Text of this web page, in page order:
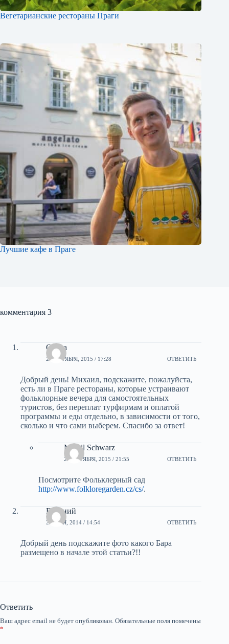
Вегетарианские рестораны Праги
Лучшие кафе в Праге
комментария 3
Ольга
21 ОКТЯБРЯ, 2015 / 17:28 ОТВЕТИТЬ
Добрый день! Михаил, подскажите, пожалуйста,
есть ли в Праге рестораны, которые устраивают
фольклорные вечера для самостоятельных
туристов, без переплат турфирмам и оплатой
программы и еды отдельно, в зависимости от того,
сколько и что сами выберем. Спасибо за ответ!
Mihail Schwarz
21 ОКТЯБРЯ, 2015 / 21:55 ОТВЕТИТЬ
Посмотрите Фольклерный сад
http://www.folkloregarden.cz/cs/.
Евгений
25 МАЯ, 2014 / 14:54 ОТВЕТИТЬ
Добрый день подскажите фото какого Бара
размещено в начале этой статьи?!!
Ответить
Ваш адрес email не будет опубликован. Обязательные поля помечены
*